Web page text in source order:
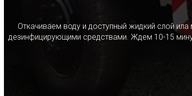
Откачиваем воду и доступный жидкий слой
дезинфицирующими средствами. Ждем 10-15